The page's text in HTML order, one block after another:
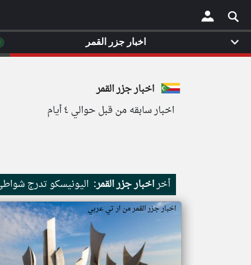
×
اخبار جزر القمر
اخبار سابقه من قبل حوالي ٤ أيام
أخراخبار جزر القمر: اليونيسكو تدرج
اخبار جزر القمر من ار تي عربي
اخبار جزر القمر